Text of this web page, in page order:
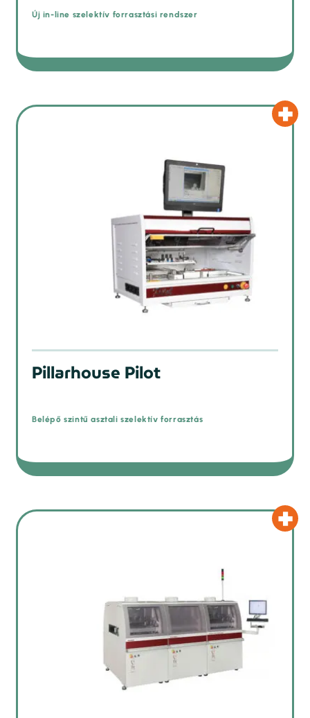
Új in-line szelektív forrasztási rendszer
Pillarhouse Pilot
Belépő szintű asztali szelektív forrasztás